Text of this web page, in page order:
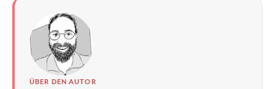
ÜBER DEN AUTOR